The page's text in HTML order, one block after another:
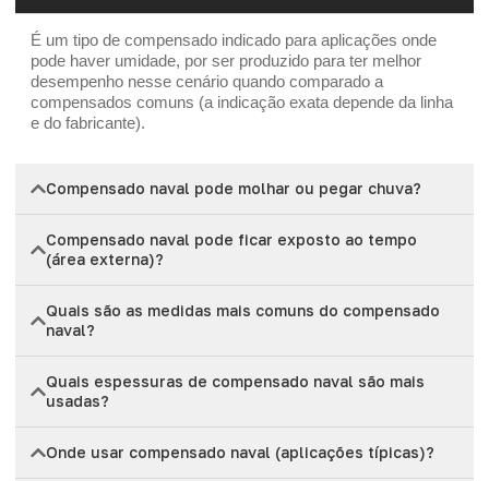
É um tipo de compensado indicado para aplicações onde
pode haver umidade, por ser produzido para ter melhor
desempenho nesse cenário quando comparado a
compensados comuns (a indicação exata depende da linha
e do fabricante).
Compensado naval pode molhar ou pegar chuva?
Compensado naval pode ficar exposto ao tempo
(área externa)?
Quais são as medidas mais comuns do compensado
naval?
Quais espessuras de compensado naval são mais
usadas?
Onde usar compensado naval (aplicações típicas)?